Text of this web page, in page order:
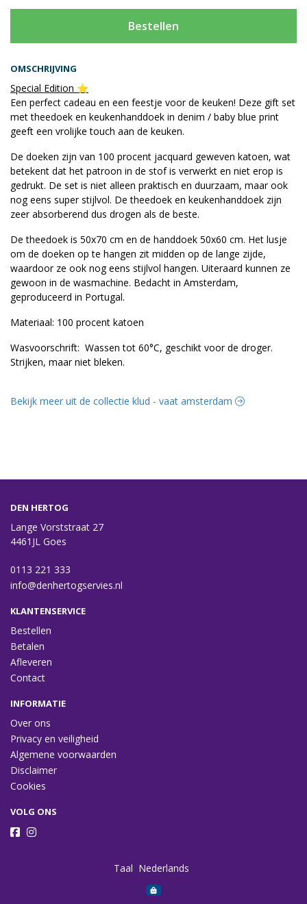
OMSCHRIJVING
Special Edition ⭐️
Een perfect cadeau en een feestje voor de keuken! Deze gift set
met theedoek en keukenhanddoek in denim / baby blue print
geeft een vrolijke touch aan de keuken.
De doeken zijn van 100 procent jacquard geweven katoen, wat
betekent dat het patroon in de stof is verwerkt en niet erop is
gedrukt. De set is niet alleen praktisch en duurzaam, maar ook
nog eens super stijlvol. De theedoek en keukenhanddoek zijn
zeer absorberend dus drogen als de beste.
De theedoek is 50x70 cm en de handdoek 50x60 cm. Het lusje
om de doeken op te hangen zit midden op de lange zijde,
waardoor ze ook nog eens stijlvol hangen. Uiteraard kunnen ze
gewoon in de wasmachine. Bedacht in Amsterdam,
geproduceerd in Portugal.
Materiaal: 100 procent katoen
Wasvoorschrift: Wassen tot 60°C, geschikt voor de droger.
Strijken, maar niet bleken.
Bestellen
Bekijk meer uit de collectie klud - vaat amsterdam
DEN HERTOG
Lange Vorststraat 27
4461JL Goes
0113 221 333
info@denhertogservies.nl
KLANTENSERVICE
Bestellen
Betalen
Afleveren
Contact
INFORMATIE
Over ons
Privacy en veiligheid
Algemene voorwaarden
Disclaimer
Cookies
VOLG ONS
Taal